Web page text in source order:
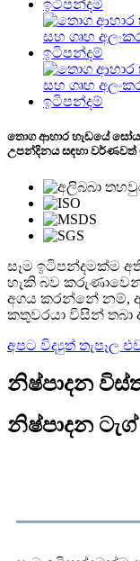
තොග ආහාර හැඩයේ
උපන්දිනය සඳහා වර්ණවත්
සෑම ඉටිපන්දමක්ම
හැකි බව
අගය කරන්නේ නම්,
කතුවරයා විසින් තබා
අපට විද්‍යුත් තැපෑල
නිෂ්පාදන
නිෂ්පාදන ටැග්